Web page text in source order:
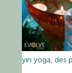
yin yoga, des